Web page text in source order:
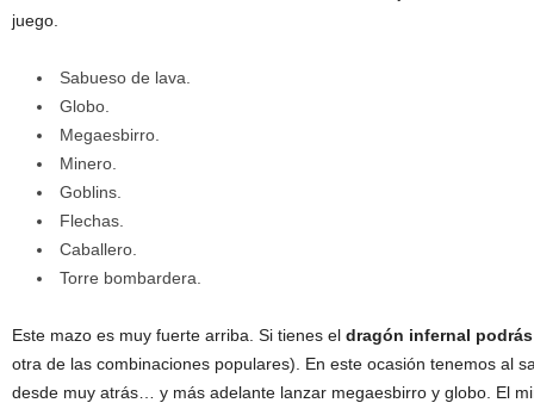
juego.
Sabueso de lava.
Globo.
Megaesbirro.
Minero.
Goblins.
Flechas.
Caballero.
Torre bombardera.
Este mazo es muy fuerte arriba. Si tienes el dragón infernal
otra de las combinaciones populares). En este ocasión tenemos al
desde muy atrás… y más adelante lanzar megaesbirro y globo. El